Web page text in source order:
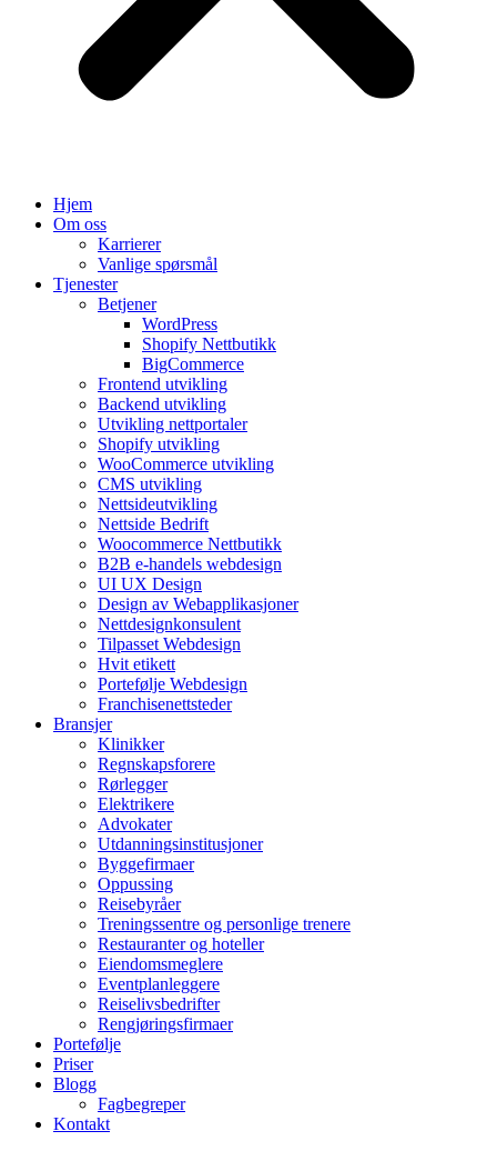
Hjem
Om oss
Karrierer
Vanlige spørsmål
Tjenester
Betjener
WordPress
Shopify Nettbutikk
BigCommerce
Frontend utvikling
Backend utvikling
Utvikling nettportaler
Shopify utvikling
WooCommerce utvikling
CMS utvikling
Nettsideutvikling
Nettside Bedrift
Woocommerce Nettbutikk
B2B e-handels webdesign
UI UX Design
Design av Webapplikasjoner
Nettdesignkonsulent
Tilpasset Webdesign
Hvit etikett
Portefølje Webdesign
Franchisenettsteder
Bransjer
Klinikker
Regnskapsforere
Rørlegger
Elektrikere
Advokater
Utdanningsinstitusjoner
Byggefirmaer
Oppussing
Reisebyråer
Treningssentre og personlige trenere
Restauranter og hoteller
Eiendomsmeglere
Eventplanleggere
Reiselivsbedrifter
Rengjøringsfirmaer
Portefølje
Priser
Blogg
Fagbegreper
Kontakt